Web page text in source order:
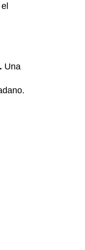
Una